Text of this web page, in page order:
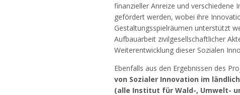
finanzieller Anreize und
gefördert werden, wobei ihre
Gestaltungsspielräumen unterstützt
Aufbauarbeit zivilgesellschaftlicher
Weiterentwicklung dieser Sozialen
Ebenfalls aus den Ergebnissen des
von Sozialer Innovation im
(alle Institut für Wald-, Umwelt-